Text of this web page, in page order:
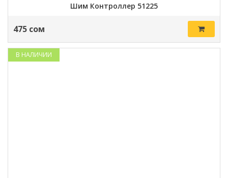
Шим Контроллер 51225
475 сом
В НАЛИЧИИ